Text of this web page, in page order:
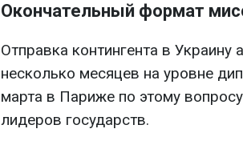
Окончательный формат
Отправка контингента в Украину
несколько месяцев на уровне
марта в Париже по этому
лидеров государств.